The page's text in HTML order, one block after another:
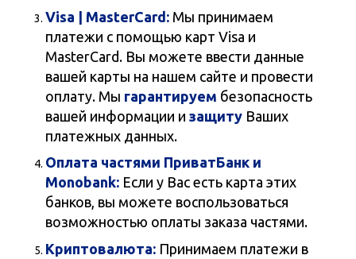
Visa | MasterCard: Мы принимаем
платежи с помощью карт Visa и
MasterCard. Вы можете ввести данные
вашей карты на нашем сайте и провести
оплату. Мы гарантируем безопасность
вашей информации и защиту Ваших
платежных данных.
Оплата частями ПриватБанк и
Monobank: Если у Вас есть карта этих
банков, вы можете воспользоваться
возможностью оплаты заказа частями.
Криптовалюта: Принимаем платежи в